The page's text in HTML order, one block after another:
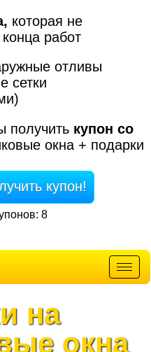
которая не
работ
отливы
сетки
получить купон со
окна + подарки
купон!
8
на
окна